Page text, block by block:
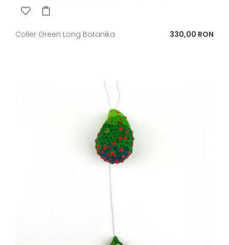
Colier Green Long Botanika Pret
330,00 RON